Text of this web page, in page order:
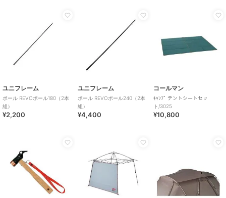
ユニフレーム
ポール REVOポール180（2本
組）
¥2,200
ユニフレーム
ポール REVOポール240（2本
組）
¥4,400
コールマン
ｷｬﾝﾌﾟ テントシートセッ
ト/3025
¥10,800